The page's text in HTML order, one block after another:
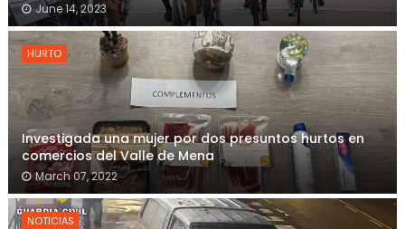
June 14, 2023
HURTO
Investigada una mujer por dos presuntos hurtos en
comercios del Valle de Mena
March 07, 2022
NOTICIAS